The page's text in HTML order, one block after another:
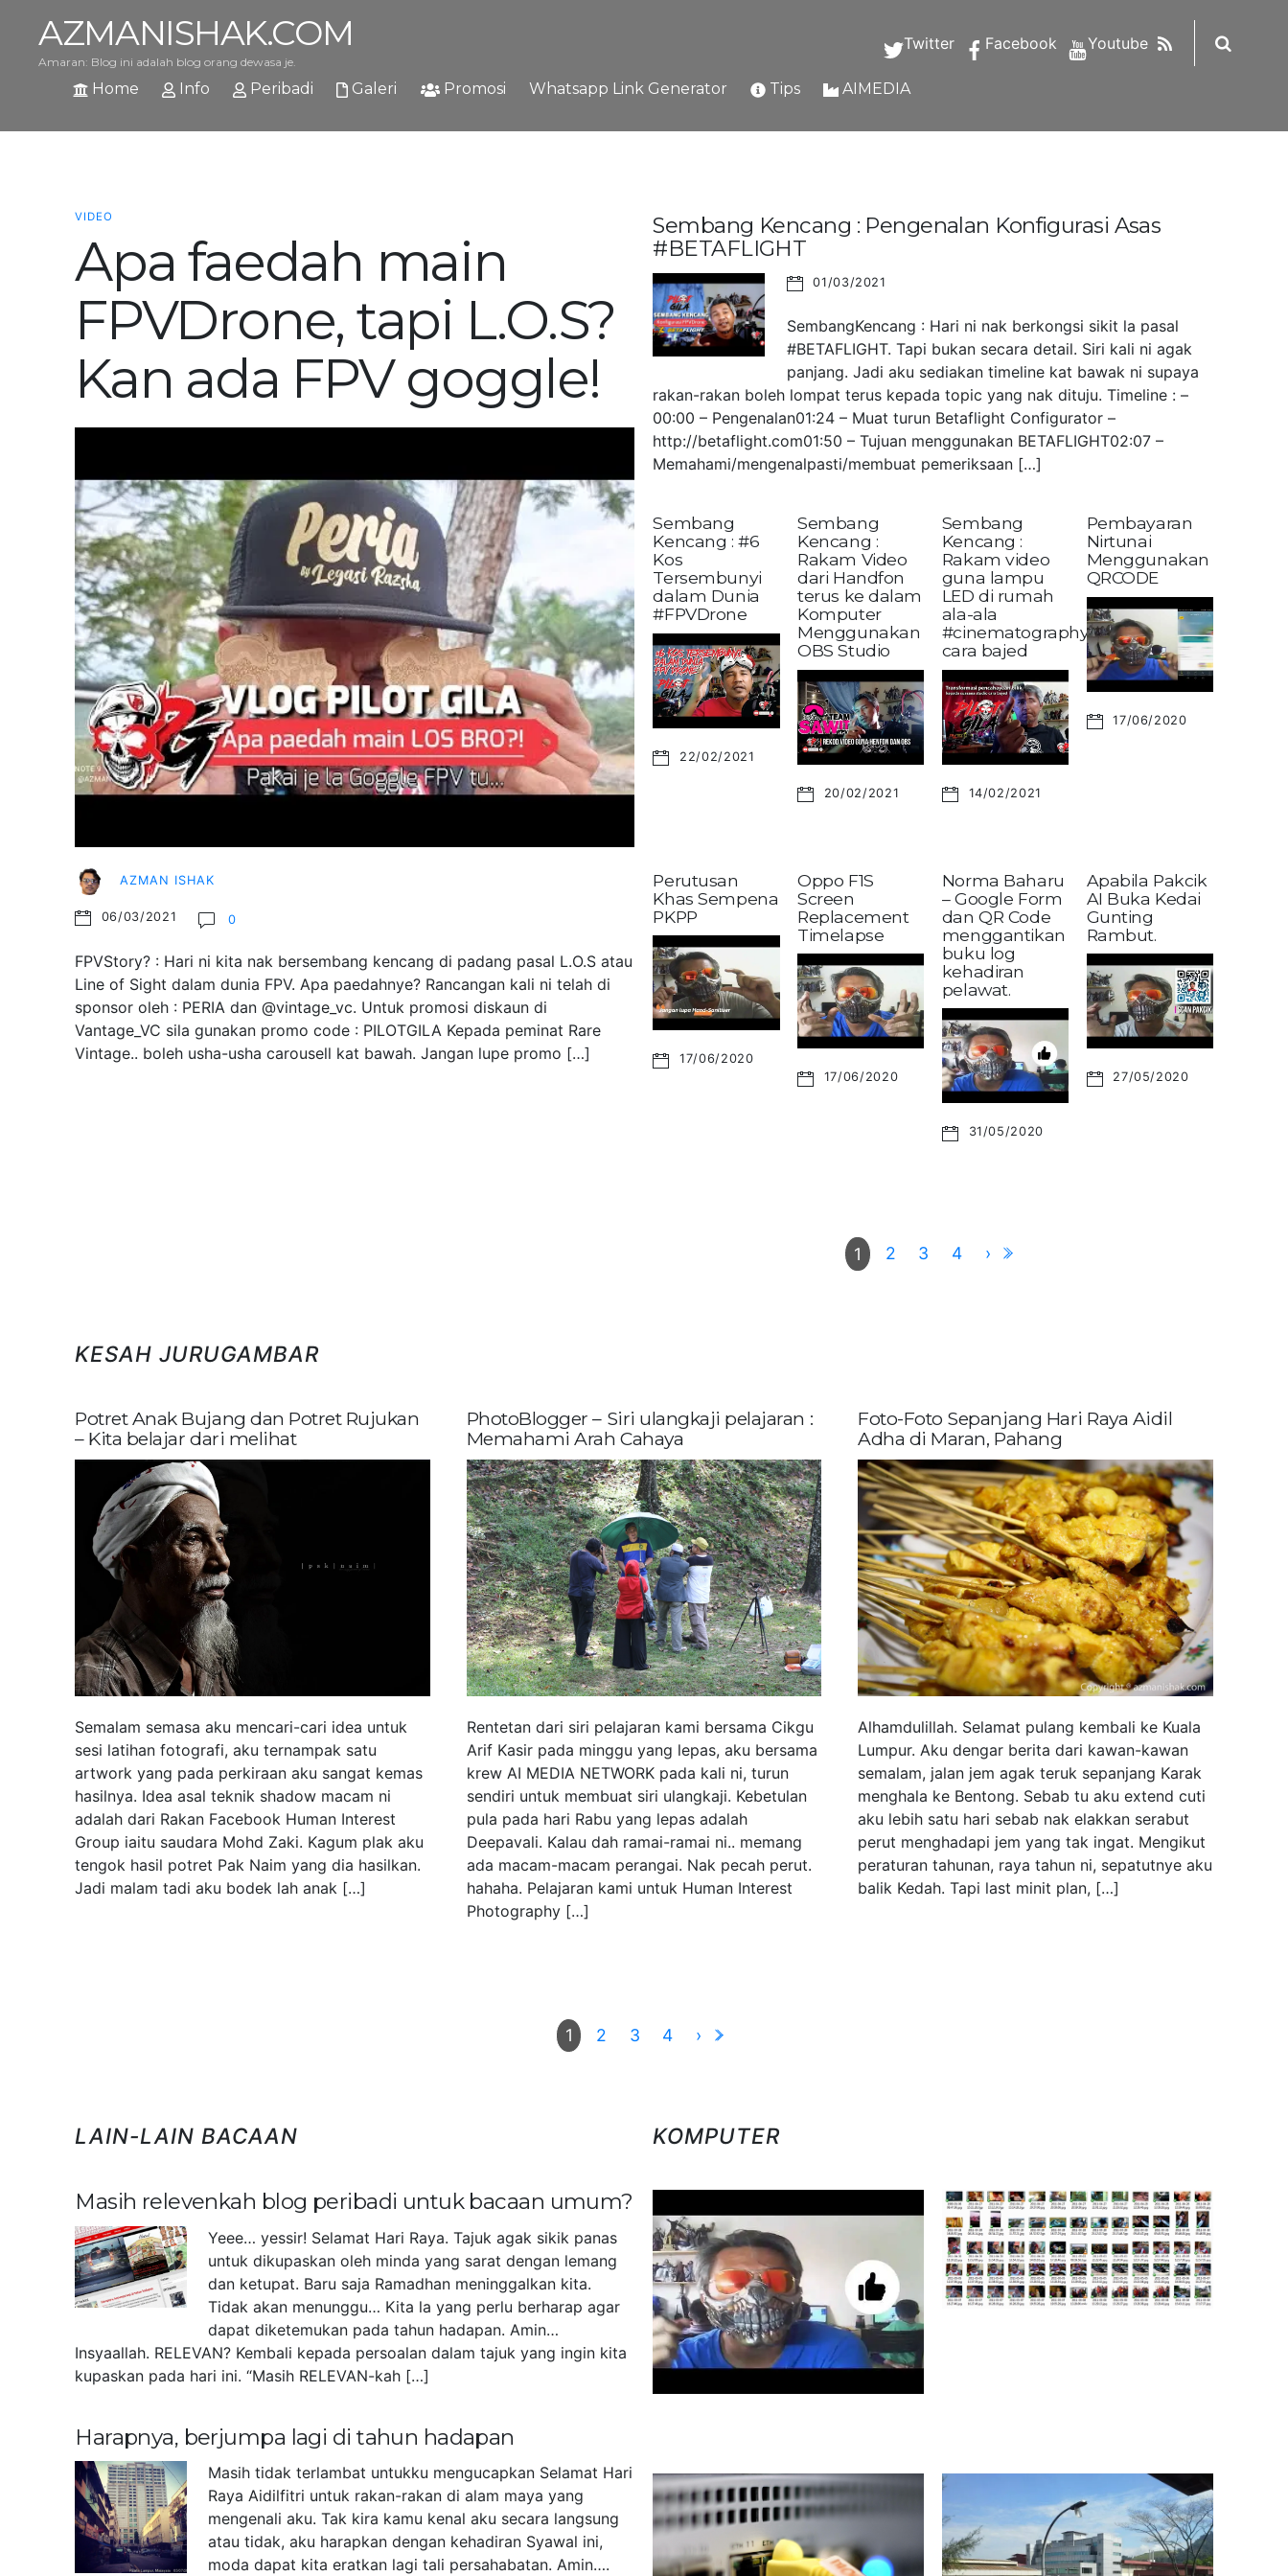
AZMANISHAK.COM
Amaran: Blog ini adalah blog orang dewasa je.
Twitter Facebook Youtube RSS
Home Info Peribadi Galeri Promosi Whatsapp Link Generator Tips AIMEDIA
VIDEO
Apa faedah main
FPVDrone, tapi L.O.S?
Kan ada FPV goggle!
AZMAN ISHAK
06/03/2021 0
FPVStory? : Hari ni kita nak bersembang kencang di padang pasal L.O.S atau
Line of Sight dalam dunia FPV. Apa paedahnye? Rancangan kali ni telah di
sponsor oleh : PERIA dan @vintage_vc. Untuk promosi diskaun di
Vantage_VC sila gunakan promo code : PILOTGILA Kepada peminat Rare
Vintage.. boleh usha-usha carousell kat bawah. Jangan lupe promo […]
Sembang Kencang : Pengenalan Konfigurasi Asas
#BETAFLIGHT
01/03/2021
SembangKencang : Hari ni nak berkongsi sikit la pasal
#BETAFLIGHT. Tapi bukan secara detail. Siri kali ni agak
panjang. Jadi aku sediakan timeline kat bawak ni supaya
rakan-rakan boleh lompat terus kepada topic yang nak dituju. Timeline : –
00:00 – Pengenalan01:24 – Muat turun Betaflight Configurator –
http://betaflight.com01:50 – Tujuan menggunakan BETAFLIGHT02:07 –
Memahami/mengenalpasti/membuat pemeriksaan […]
Sembang
Kencang : #6
Kos
Tersembunyi
dalam Dunia
#FPVDrone
22/02/2021
Sembang
Kencang :
Rakam Video
dari Handfon
terus ke dalam
Komputer
Menggunakan
OBS Studio
20/02/2021
Sembang
Kencang :
Rakam video
guna lampu
LED di rumah
ala-ala
#cinematography?
cara bajed
14/02/2021
Pembayaran
Nirtunai
Menggunakan
QRCODE
17/06/2020
Perutusan
Khas Sempena
PKPP
17/06/2020
Oppo F1S
Screen
Replacement
Timelapse
17/06/2020
Norma Baharu
– Google Form
dan QR Code
menggantikan
buku log
kehadiran
pelawat.
31/05/2020
Apabila Pakcik
AI Buka Kedai
Gunting
Rambut.
27/05/2020
1 2 3 4 ›
KESAH JURUGAMBAR
Potret Anak Bujang dan Potret Rujukan
– Kita belajar dari melihat
Semalam semasa aku mencari-cari idea untuk
sesi latihan fotografi, aku ternampak satu
artwork yang pada perkiraan aku sangat kemas
hasilnya. Idea asal teknik shadow macam ni
adalah dari Rakan Facebook Human Interest
Group iaitu saudara Mohd Zaki. Kagum plak aku
tengok hasil potret Pak Naim yang dia hasilkan.
Jadi malam tadi aku bodek lah anak […]
PhotoBlogger – Siri ulangkaji pelajaran :
Memahami Arah Cahaya
Rentetan dari siri pelajaran kami bersama Cikgu
Arif Kasir pada minggu yang lepas, aku bersama
krew AI MEDIA NETWORK pada kali ni, turun
sendiri untuk membuat siri ulangkaji. Kebetulan
pula pada hari Rabu yang lepas adalah
Deepavali. Kalau dah ramai-ramai ni.. memang
ada macam-macam perangai. Nak pecah perut.
hahaha. Pelajaran kami untuk Human Interest
Photography […]
Foto-Foto Sepanjang Hari Raya Aidil
Adha di Maran, Pahang
Alhamdulillah. Selamat pulang kembali ke Kuala
Lumpur. Aku dengar berita dari kawan-kawan
semalam, jalan jem agak teruk sepanjang Karak
menghala ke Bentong. Sebab tu aku extend cuti
aku lebih satu hari sebab nak elakkan serabut
perut menghadapi jem yang tak ingat. Mengikut
peraturan tahunan, raya tahun ni, sepatutnye aku
balik Kedah. Tapi last minit plan, […]
1 2 3 4 ›
LAIN-LAIN BACAAN
Masih relevenkah blog peribadi untuk bacaan umum?
Yeee… yessir! Selamat Hari Raya. Tajuk agak sikik panas
untuk dikupaskan oleh minda yang sarat dengan lemang
dan ketupat. Baru saja Ramadhan meninggalkan kita.
Tidak akan menunggu… Kita la yang perlu berharap agar
dapat diketemukan pada tahun hadapan. Amin…
Insyaallah. RELEVAN? Kembali kepada persoalan dalam tajuk yang ingin kita
kupaskan pada hari ini. “Masih RELEVAN-kah […]
Harapnya, berjumpa lagi di tahun hadapan
Masih tidak terlambat untukku mengucapkan Selamat Hari
Raya Aidilfitri untuk rakan-rakan di alam maya yang
mengenali aku. Tak kira kamu kenal aku secara langsung
atau tidak, aku harapkan dengan kehadiran Syawal ini,
moda dapat kita eratkan lagi tali persahabatan. Amin….
KOMPUTER